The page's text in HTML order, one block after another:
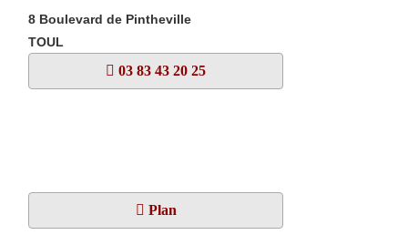
8 Boulevard de Pintheville
TOUL
03 83 43 20 25
Plan